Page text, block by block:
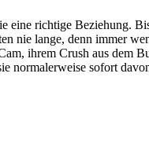
eine richtige Beziehung.
nie lange, denn immer
ihrem Crush aus dem
normalerweise sofort